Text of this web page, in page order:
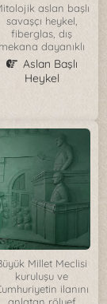
aslan başlı
savaşçı heykel,
fiberglas, dış
mekana dayanıklı
Aslan Başlı
Heykel
Millet Meclisi
kuruluşu ve
ilanını